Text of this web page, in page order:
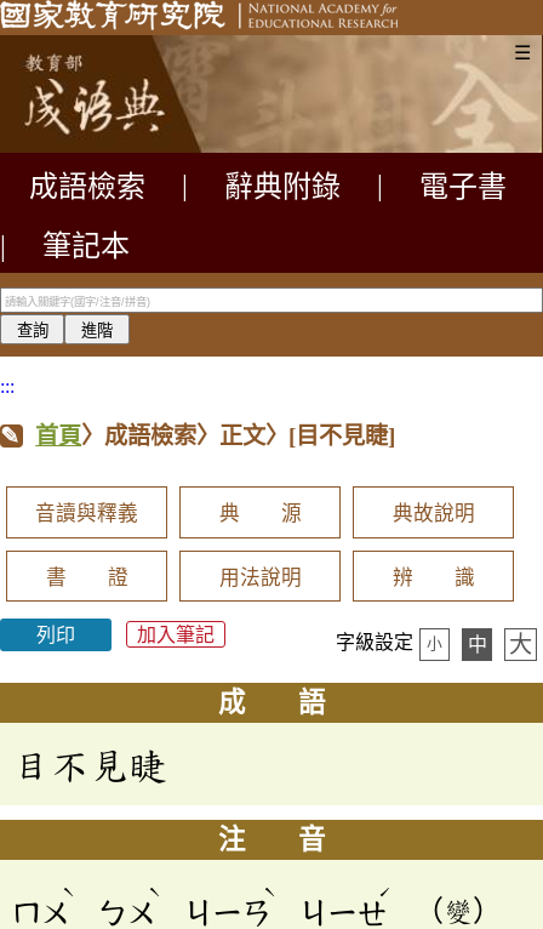
☰
成語檢索 辭典附錄
電子書
|
筆記本
:::
首頁〉成語檢索〉正文〉 [目不見睫]
音讀與釋義 典 源 典故說明
書 證 用法說明 辨 識
列印 加入筆記 字級設定 小 中 大
成 語
目不見睫
注 音
ㄇㄨ
ˋ
ㄅㄨ
ˋ
ㄐㄧㄢ
ˋ
ㄐㄧㄝ
ˊ
（變）